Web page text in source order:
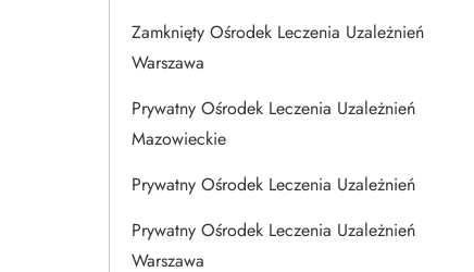
Zamknięty Ośrodek Leczenia Uzależnień
Warszawa
Prywatny Ośrodek Leczenia Uzależnień
Mazowieckie
Prywatny Ośrodek Leczenia Uzależnień
Prywatny Ośrodek Leczenia Uzależnień
Warszawa